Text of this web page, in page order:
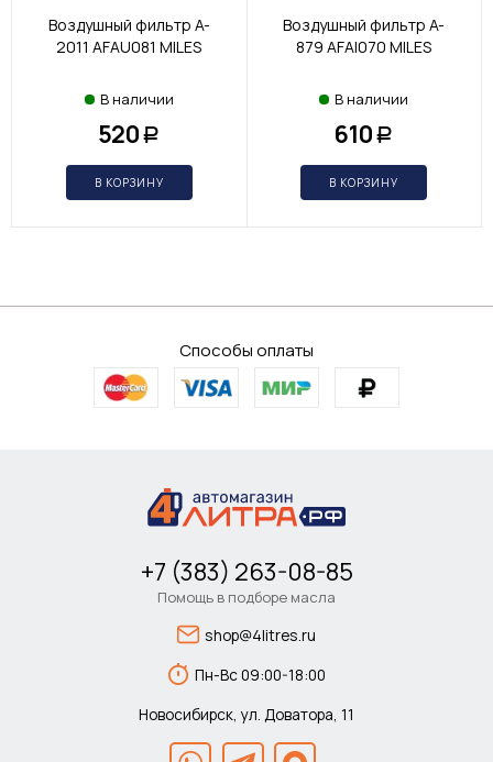
Воздушный фильтр A-
2011 AFAU081 MILES
В наличии
520 Р
В КОРЗИНУ
Воздушный фильтр A-
879 AFAI070 MILES
В наличии
610 Р
В КОРЗИНУ
Способы оплаты
+7 (383) 263-08-85
Помощь в подборе масла
shop@4litres.ru
Пн-Вс 09:00-18:00
Новосибирск, ул. Доватора, 11